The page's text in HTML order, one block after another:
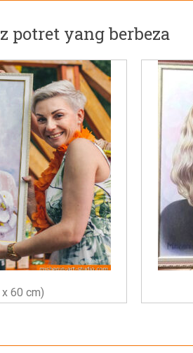
potret yang berbeza
60 cm)